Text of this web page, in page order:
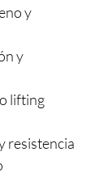
y
y
lifting
resistencia